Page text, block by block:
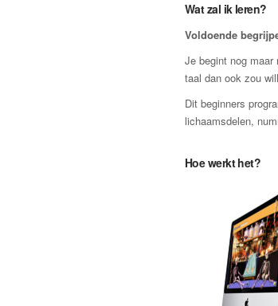
Wat zal ik leren?
Voldoende
Je begint nog
taal dan ook zou
Dit beginners
lichaamsdelen,
Hoe werkt het?